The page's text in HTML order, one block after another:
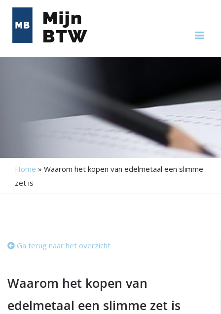
Home » Waarom het kopen van edelmetaal een slimme
zet is
Ga terug naar het overzicht
Waarom het kopen van
edelmetaal een slimme zet is